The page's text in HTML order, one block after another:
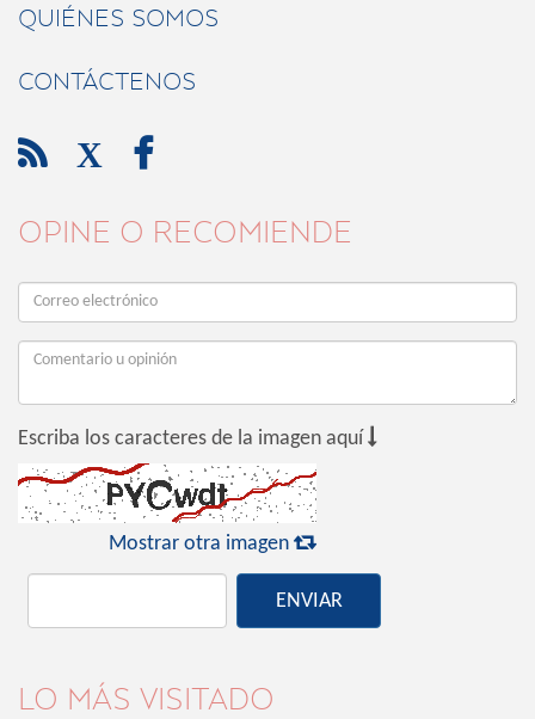
QUIÉNES SOMOS
CONTÁCTENOS
 X 
OPINE O RECOMIENDE
Escriba los caracteres de la imagen aquí 
Mostrar otra imagen 
ENVIAR
LO MÁS VISITADO